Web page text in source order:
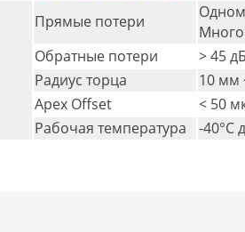
Прямые потери
Обратные потери
> 45 дБ
Радиус торца
10 мм
Apex Offset
< 50
Рабочая температура
-40°C